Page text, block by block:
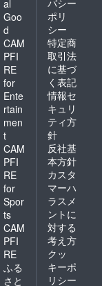
al
Goo
d
CAM
PFI
RE
for
Ente
rtain
men
t
CAM
PFI
RE
for
Spor
ts
CAM
PFI
RE
ふる
さと
ポリ
シー
特定商
取引法
に基づ
く表記
情報セ
キュリ
ティ方
針
反社基
本方針
カスタ
マーハ
ラスメ
ントに
対する
考え方
クッ
キーポ
リシー